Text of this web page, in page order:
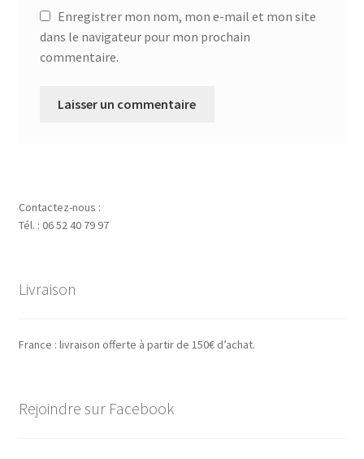
Enregistrer mon nom, mon e-mail et mon site
dans le navigateur pour mon prochain
commentaire.
Contactez-nous :
Tél. : 06 52 40 79 97
Livraison
France : livraison offerte à partir de 150€ d’achat.
Rejoindre sur Facebook